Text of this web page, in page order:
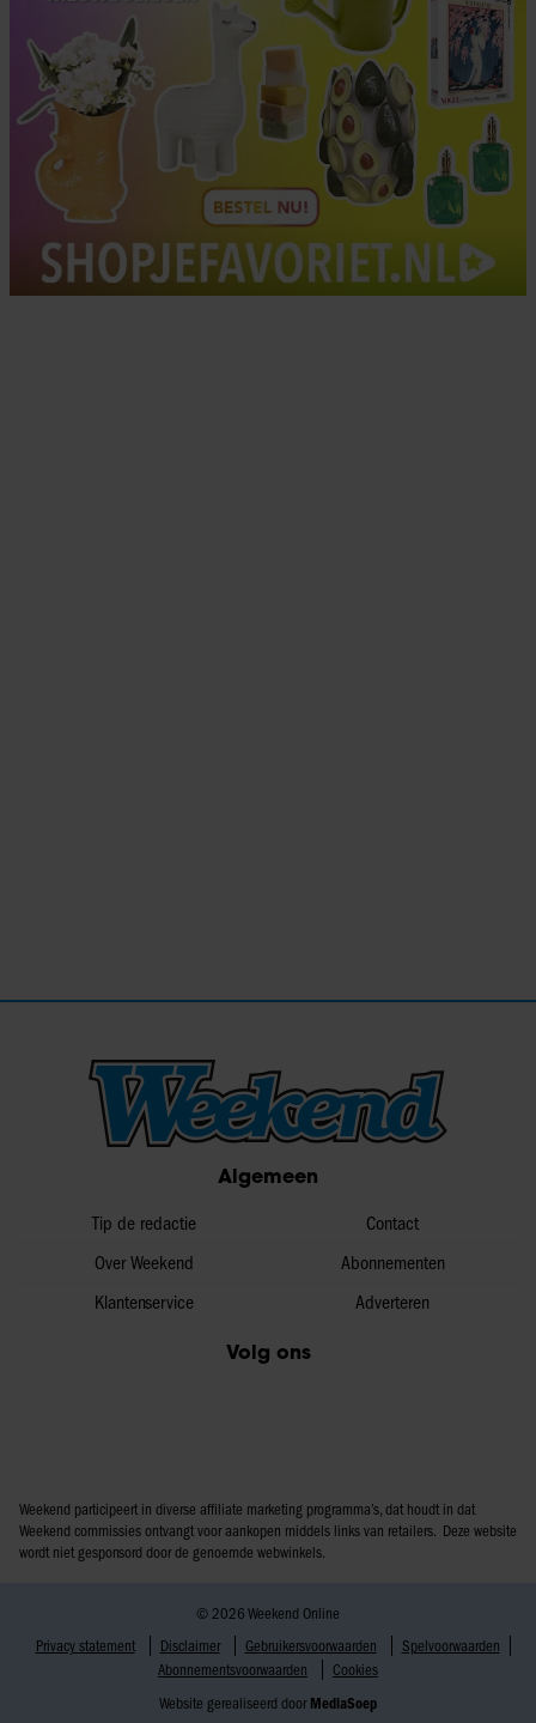
Algemeen
Tip de redactie
Over Weekend
Klantenservice
Contact
Abonnementen
Adverteren
Volg ons
Weekend participeert in diverse affiliate marketing programma’s, dat houdt in dat
Weekend commissies ontvangt voor aankopen middels links van retailers. Deze website
wordt niet gesponsord door de genoemde webwinkels.
© 2026 Weekend Online
Privacy statement
Disclaimer Gebruikersvoorwaarden
Spelvoorwaarden
Abonnementsvoorwaarden
Cookies
Website gerealiseerd door MediaSoep